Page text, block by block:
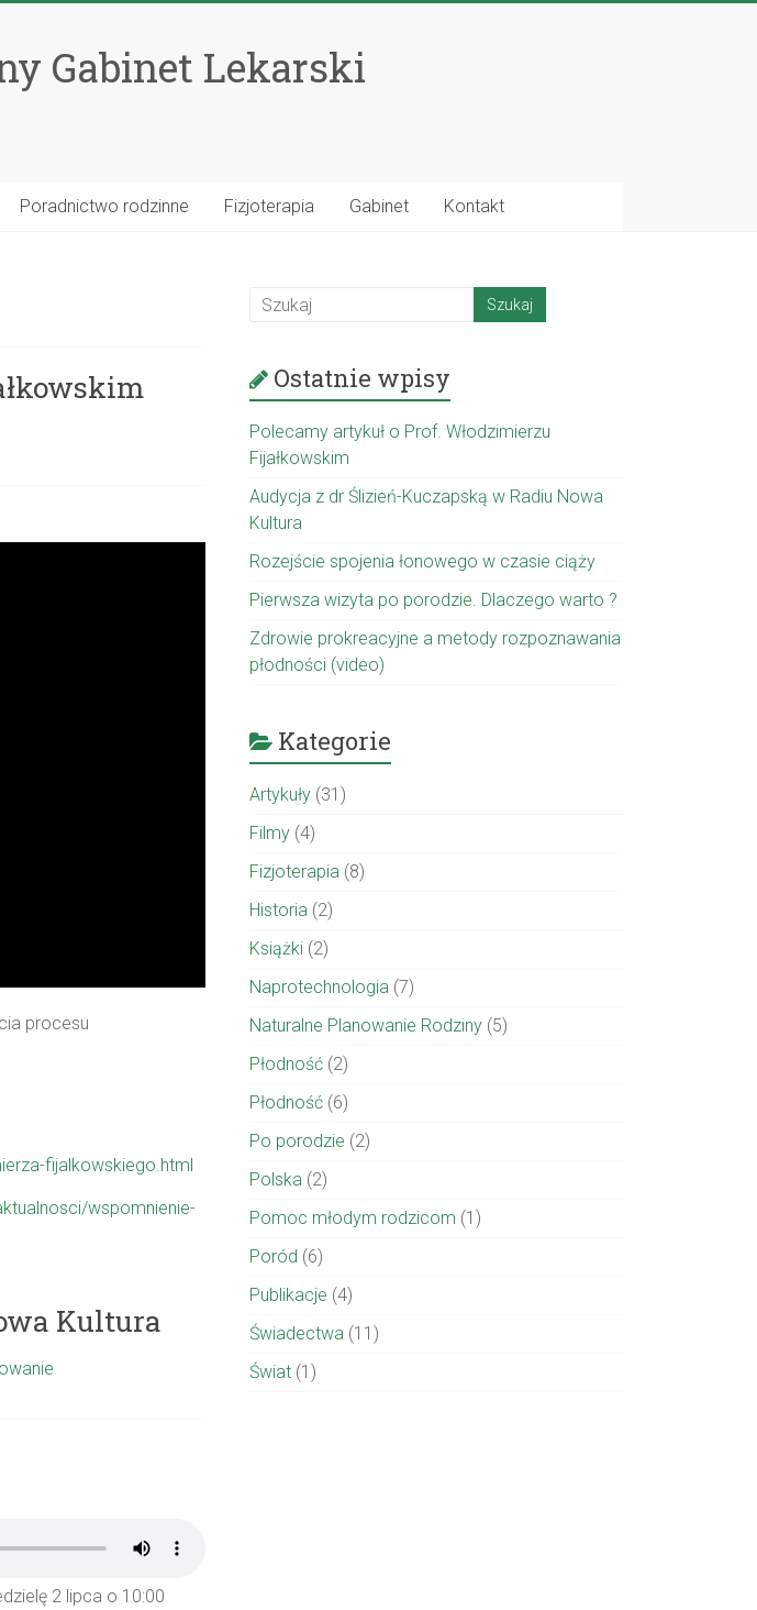
Gabinet Lekarski
Poradnictwo rodzinne Fizjoterapia Gabinet Kontakt
procesu
fijalkowskiego.html
wspomnienie-
Kultura
2 lipca o 10:00
Ostatnie wpisy
Polecamy artykuł o Prof. Włodzimierzu
Fijałkowskim
Audycja z dr Ślizień-Kuczapską w Radiu Nowa
Kultura
Rozejście spojenia łonowego w czasie ciąży
Pierwsza wizyta po porodzie. Dlaczego warto ?
Zdrowie prokreacyjne a metody rozpoznawania
płodności (video)
Kategorie
Artykuły (31)
Filmy (4)
Fizjoterapia (8)
Historia (2)
Książki (2)
Naprotechnologia (7)
Naturalne Planowanie Rodziny (5)
Płodność (2)
Płodność (6)
Po porodzie (2)
Polska (2)
Pomoc młodym rodzicom (1)
Poród (6)
Publikacje (4)
Świadectwa (11)
Świat (1)